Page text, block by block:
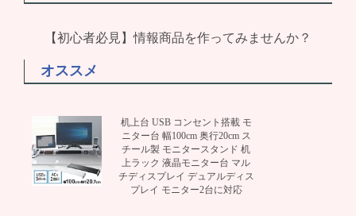
【初心者必見】情報商品を作ってみませんか？
オススメ
机上台 USB コンセント搭載 モ
ニター台 幅100cm 奥行20cm ス
チール製 モニタースタンド 机
上ラック 液晶モニター台 マル
チディスプレイ デュアルディス
プレイ モニター2台に対応